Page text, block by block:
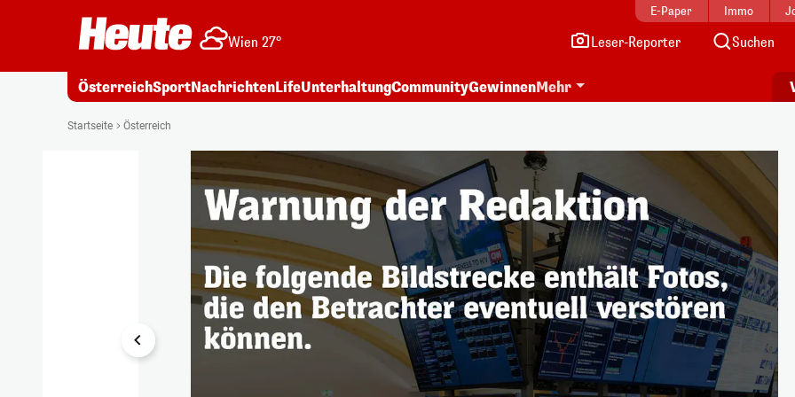
E-Paper Immo
Wien 27° Leser-Reporter Suchen
ÖsterreichSportNachrichtenLifeUnterhaltungCommunityGewinnenMehr
Startseite Österreich